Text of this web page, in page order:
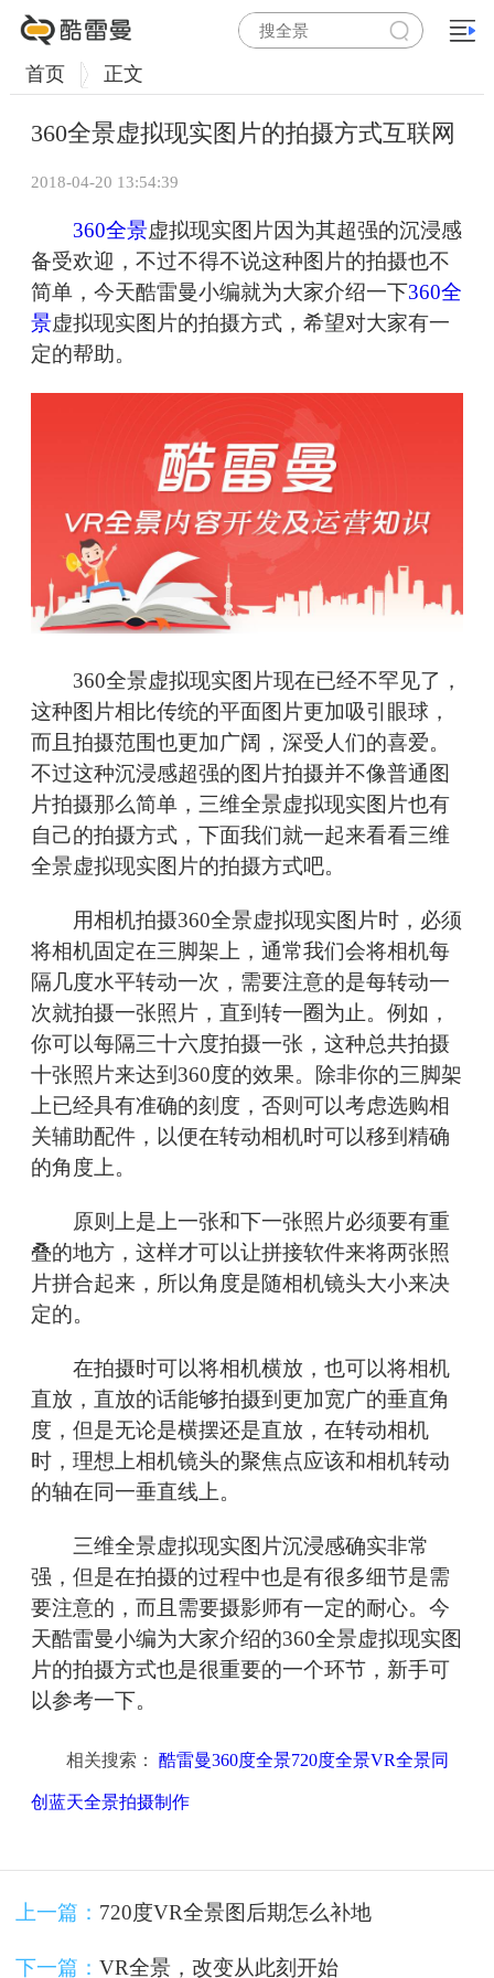
首页 正文
360全景虚拟现实图片的拍摄方式互联网
2018-04-20 13:54:39
360全景虚拟现实图片因为其超强的沉浸感
备受欢迎，不过不得不说这种图片的拍摄也不
简单，今天酷雷曼小编就为大家介绍一下360全
景虚拟现实图片的拍摄方式，希望对大家有一
定的帮助。
360全景虚拟现实图片现在已经不罕见了，
这种图片相比传统的平面图片更加吸引眼球，
而且拍摄范围也更加广阔，深受人们的喜爱。
不过这种沉浸感超强的图片拍摄并不像普通图
片拍摄那么简单，三维全景虚拟现实图片也有
自己的拍摄方式，下面我们就一起来看看三维
全景虚拟现实图片的拍摄方式吧。
用相机拍摄360全景虚拟现实图片时，必须
将相机固定在三脚架上，通常我们会将相机每
隔几度水平转动一次，需要注意的是每转动一
次就拍摄一张照片，直到转一圈为止。例如，
你可以每隔三十六度拍摄一张，这种总共拍摄
十张照片来达到360度的效果。除非你的三脚架
上已经具有准确的刻度，否则可以考虑选购相
关辅助配件，以便在转动相机时可以移到精确
的角度上。
原则上是上一张和下一张照片必须要有重
叠的地方，这样才可以让拼接软件来将两张照
片拼合起来，所以角度是随相机镜头大小来决
定的。
在拍摄时可以将相机横放，也可以将相机
直放，直放的话能够拍摄到更加宽广的垂直角
度，但是无论是横摆还是直放，在转动相机
时，理想上相机镜头的聚焦点应该和相机转动
的轴在同一垂直线上。
三维全景虚拟现实图片沉浸感确实非常
强，但是在拍摄的过程中也是有很多细节是需
要注意的，而且需要摄影师有一定的耐心。今
天酷雷曼小编为大家介绍的360全景虚拟现实图
片的拍摄方式也是很重要的一个环节，新手可
以参考一下。
相关搜索： 酷雷曼360度全景720度全景VR全景同
创蓝天全景拍摄制作
上一篇： 720度VR全景图后期怎么补地
下一篇： VR全景，改变从此刻开始